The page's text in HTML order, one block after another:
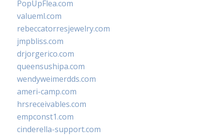
PopUpFlea.com
valueml.com
rebeccatorresjewelry.com
jmpbliss.com
drjorgerico.com
queensushipa.com
wendyweimerdds.com
ameri-camp.com
hrsreceivables.com
empconst1.com
cinderella-support.com